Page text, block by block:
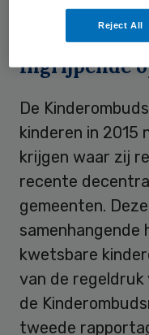
Ingrijpende
De
kinderen in 2015
krijgen waar zij
recente
gemeenten.
samenhangende
kwetsbare
van de regeldruk
de
tweede
Reject All